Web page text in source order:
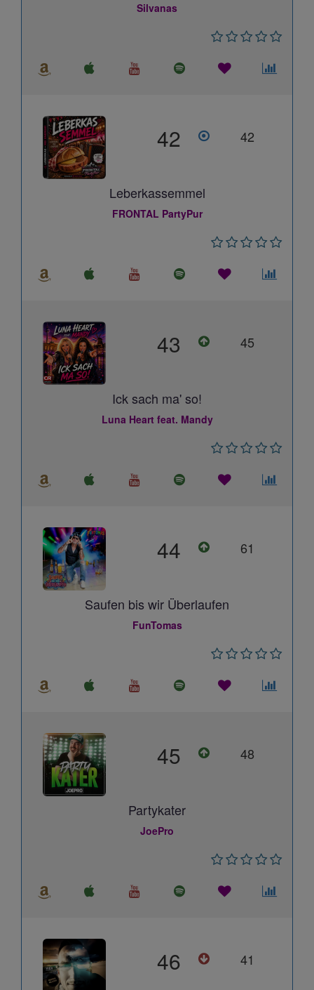
Silvanas
42 42
Leberkassemmel
FRONTAL PartyPur
43 45
Ick sach ma' so!
Luna Heart feat. Mandy
44 61
Saufen bis wir Überlaufen
FunTomas
45 48
Partykater
JoePro
46 41